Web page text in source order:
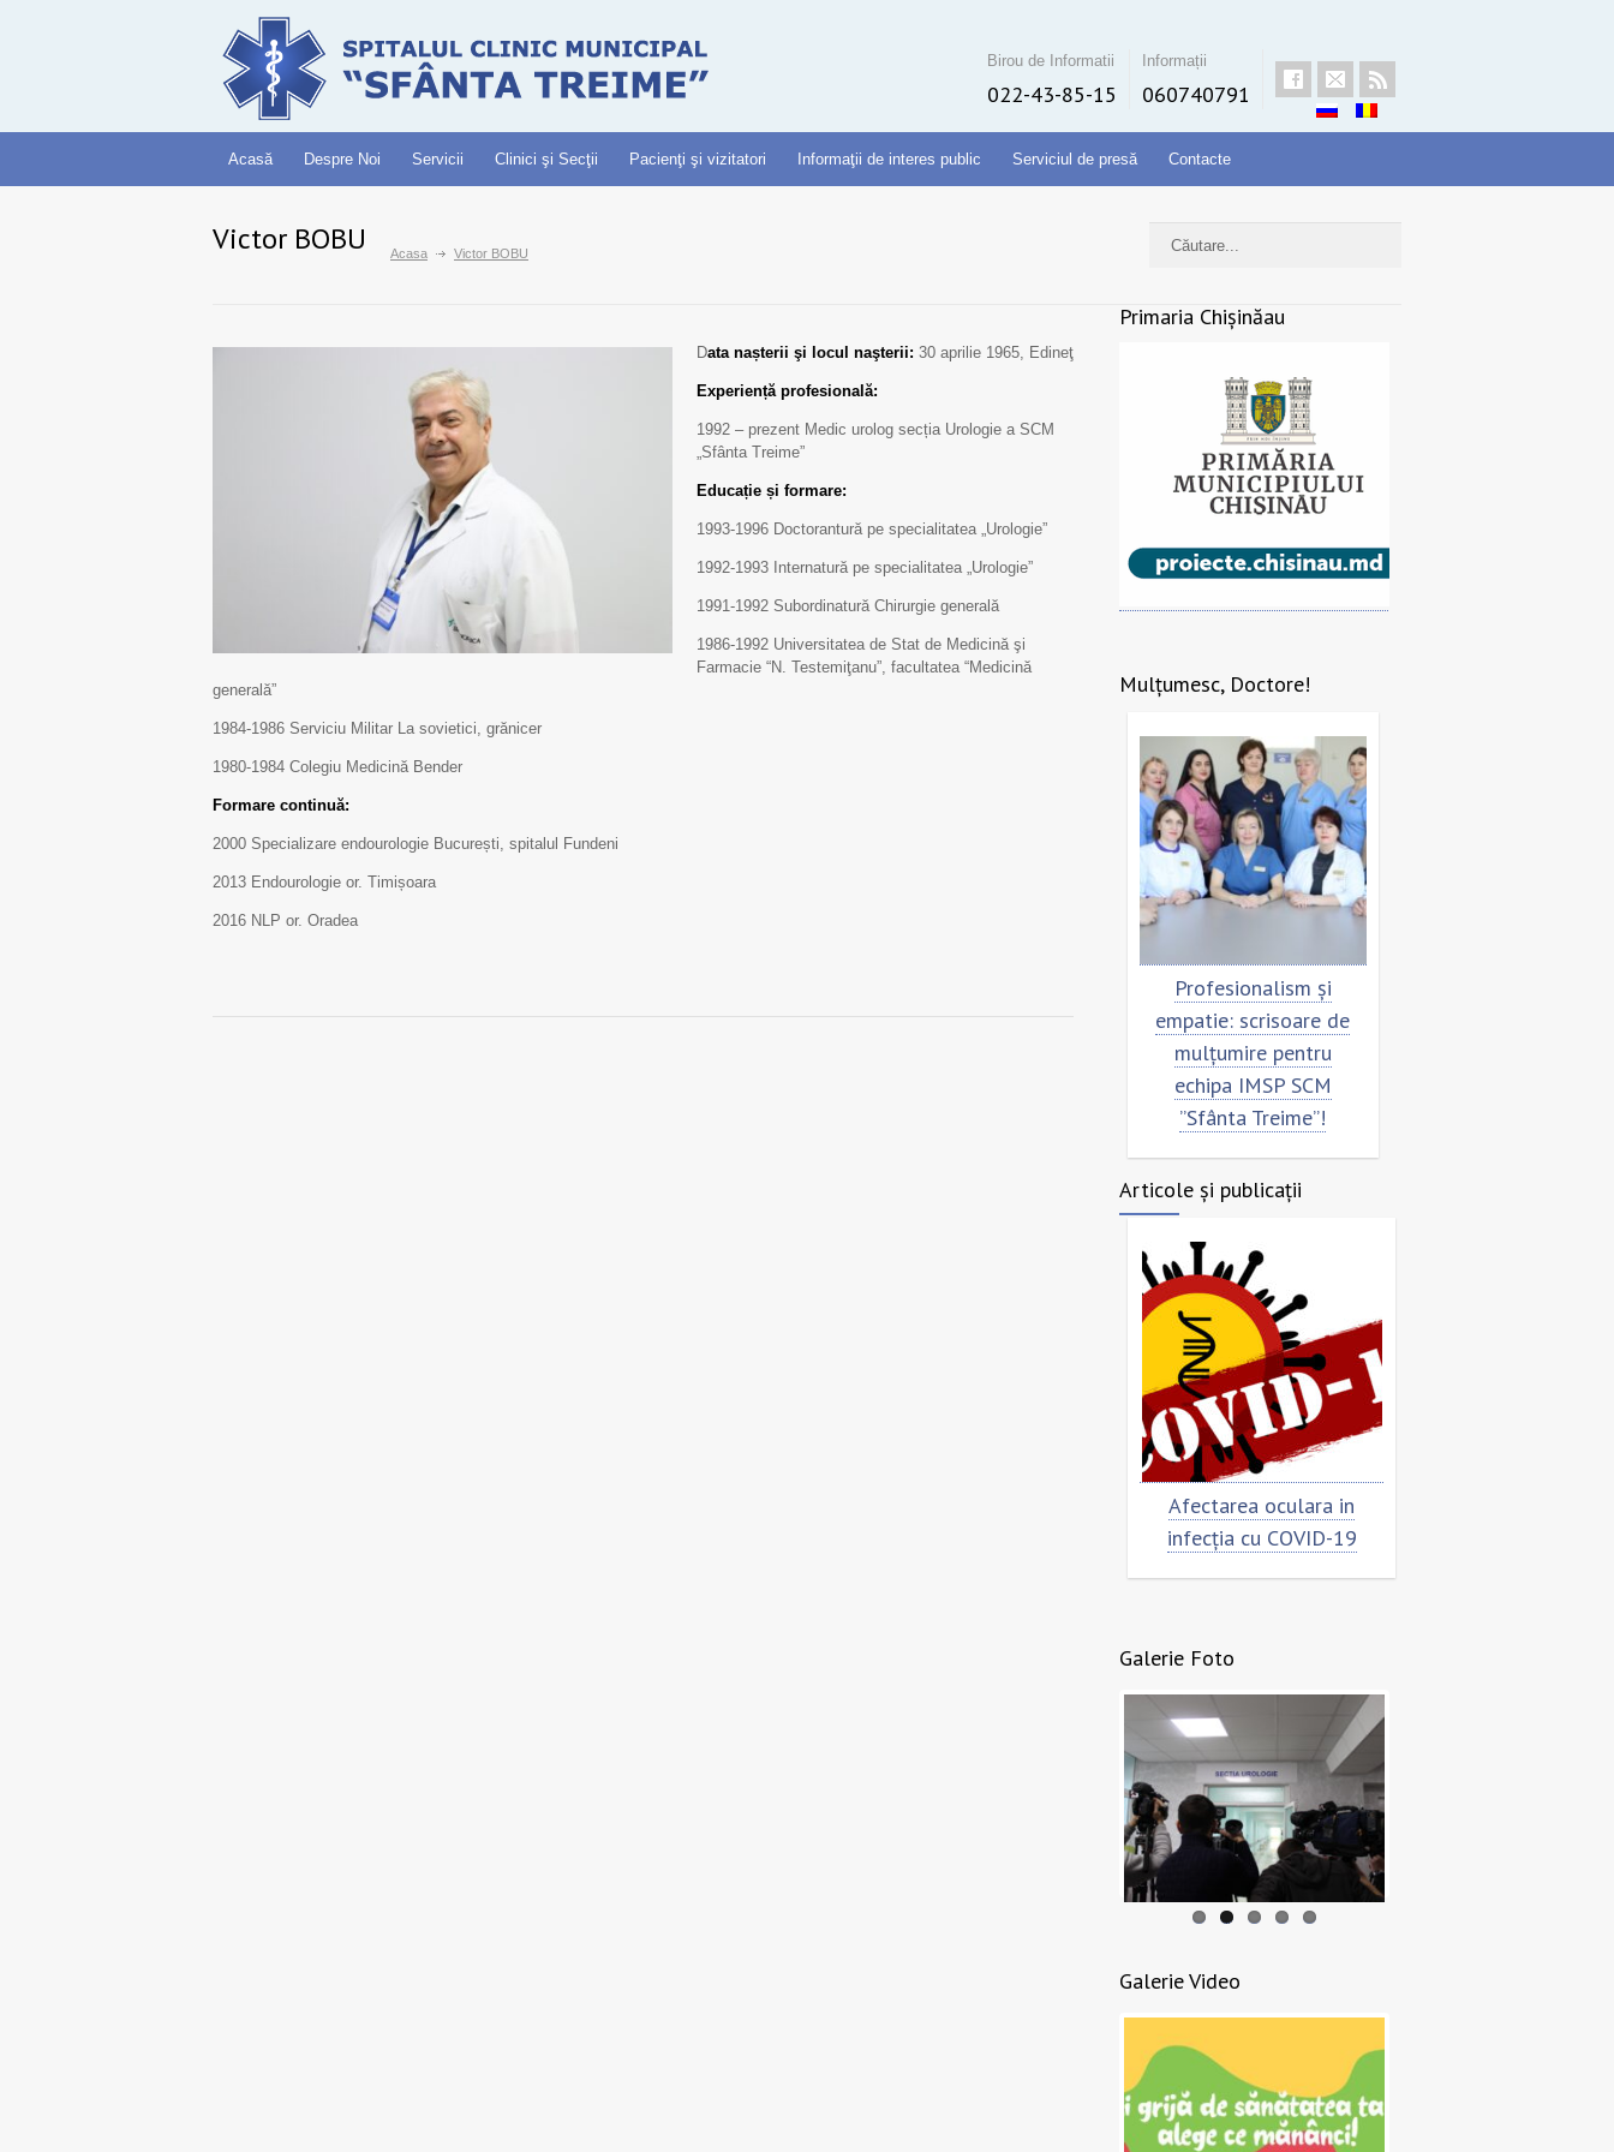
Birou de Informatii
022-43-85-15
Informații
060740791
Acasă Despre Noi Servicii Clinici şi Secţii Pacienţi şi vizitatori Informaţii de interes public Serviciul de presă Contacte
Victor BOBU Acasa Victor BOBU
Data nașterii şi locul naşterii: 30 aprilie 1965, Edineţ
Experiență profesională:
1992 – prezent Medic urolog secția Urologie a SCM
„Sfânta Treime”
Educație și formare:
1993-1996 Doctorantură pe specialitatea „Urologie”
1992-1993 Internatură pe specialitatea „Urologie”
1991-1992 Subordinatură Chirurgie generală
1986-1992 Universitatea de Stat de Medicină şi
Farmacie “N. Testemiţanu”, facultatea “Medicină
generală”
1984-1986 Serviciu Militar La sovietici, grănicer
1980-1984 Colegiu Medicină Bender
Formare continuă:
2000 Specializare endourologie București, spitalul Fundeni
2013 Endourologie or. Timișoara
2016 NLP or. Oradea
Primaria Chișinăau
Mulțumesc, Doctore!
Profesionalism și
empatie: scrisoare de
mulțumire pentru
echipa IMSP SCM
”Sfânta Treime”!
Articole și publicații
Afectarea oculara in
infecția cu COVID-19
Galerie Foto
Galerie Video